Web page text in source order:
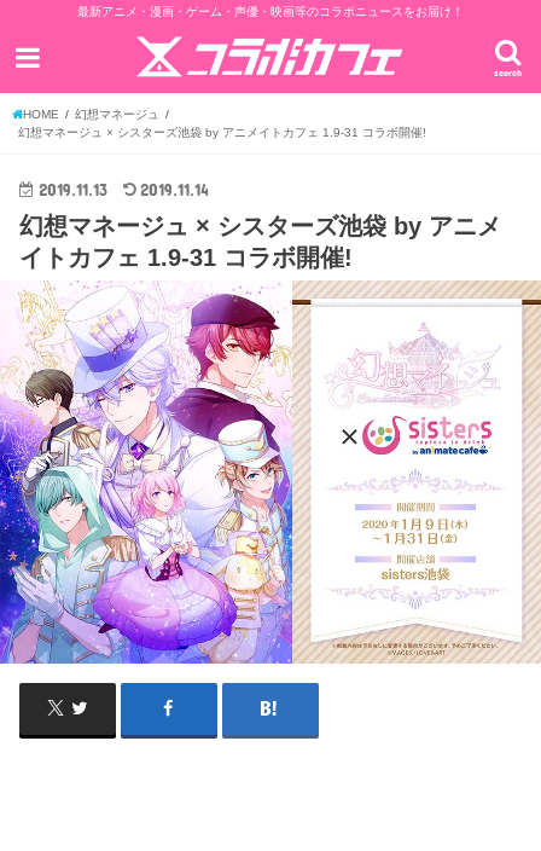
最新アニメ・漫画・ゲーム・声優・映画等のコラボニュースをお届け！
search
HOME
幻想マネージュ
幻想マネージュ × シスターズ池袋 by アニメイトカフェ 1.9-31 コラボ開催!
2019.11.13 2019.11.14
幻想マネージュ × シスターズ池袋 by アニメ
イトカフェ 1.9-31 コラボ開催!